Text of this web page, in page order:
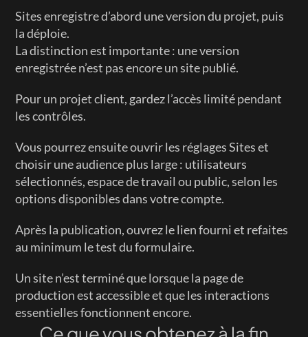
Sites enregistre d’abord une version du projet, puis
la déploie.
La distinction est importante : une version
enregistrée n’est pas encore un site publié.
Pour un projet client, gardez l’accès limité pendant
les contrôles.
Vous pourrez ensuite ouvrir les réglages Sites et
choisir une audience plus large : utilisateurs
sélectionnés, espace de travail ou public, selon les
options disponibles dans votre compte.
Après la publication, ouvrez le lien fourni et refaites
au minimum le test du formulaire.
Un site n’est terminé que lorsque la page de
production est accessible et que les interactions
essentielles fonctionnent encore.